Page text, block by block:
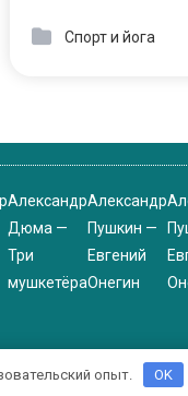
Спорт и йога
Александр
Дюма —
Три
мушкетёра
Александр
Пушкин —
Евгений
Онегин
опыт. OK